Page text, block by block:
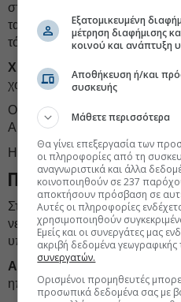
στο μεγαλύτερο μέρος της
τα βόρεια και το ανατολικό
τόπους ισχυρά.
Χιονοπτώσεις θα σημειωθούν
χώρας και της Κρήτης.
Οι
άνεμοι
θα πνέουν από
Αιγαίο τοπικά 8 και πιθανώς
Η
θερμοκρασίαθα
Πρόγνωση για την
Στα κεντρικά, τα νότια και το
νεφώσεις μεβροχές και
υπόλοιπη χώρα λίγες
Ασθενείς χιονοπτώσεις
ηπειρωτικής χώρας και της
Εξατομικευμένη
μέτρηση διαφήμισης
κοινού και ανάπτυξη
Αποθήκευση ή/και
συσκευής
Μάθετε περισσότερα
Θα γίνει επεξεργασία των
οι πληροφορίες από τη
αναγνωριστικά και άλλα
κοινοποιηθούν σε 237
αποκτήσουν πρόσβαση σε
Αυτές οι πληροφορίες
χρησιμοποιηθούν
Εμείς και οι συνεργάτες μας
ακριβή δεδομένα
συνεργατών.
Ορισμένοι προμηθευτές
προσωπικά δεδομένα σας με